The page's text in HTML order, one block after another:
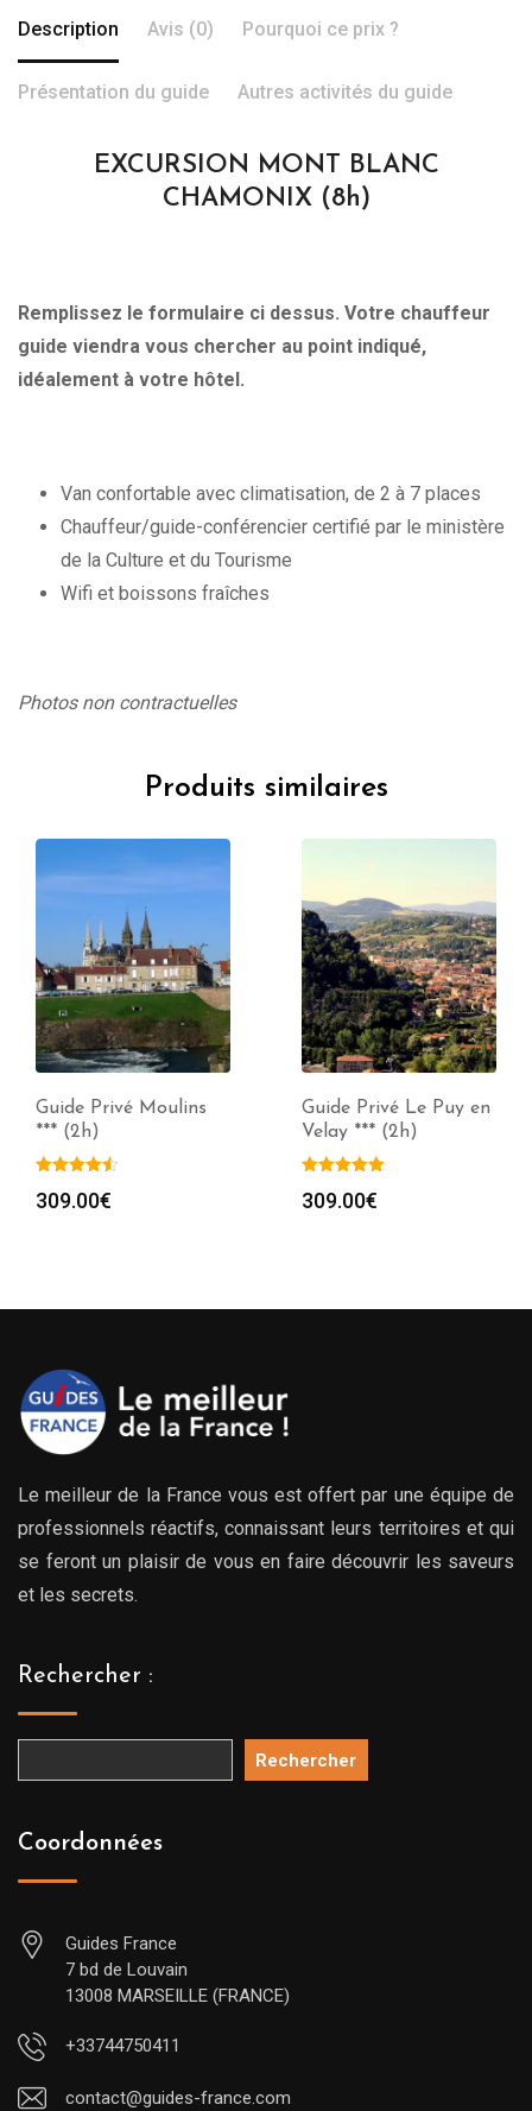
Description Avis (0) Pourquoi ce prix ?
Présentation du guide Autres activités du guide
EXCURSION MONT BLANC
CHAMONIX (8h)
Remplissez le formulaire ci dessus. Votre chauffeur
guide viendra vous chercher au point indiqué,
idéalement à votre hôtel.
Van confortable avec climatisation, de 2 à 7 places
Chauffeur/guide-conférencier certifié par le ministère
de la Culture et du Tourisme
Wifi et boissons fraîches
Photos non contractuelles
Produits similaires
Guide Privé Moulins
*** (2h)
309.00€
Guide Privé Le Puy en
Velay *** (2h)
309.00€
Le meilleur de la France vous est offert par une équipe de
professionnels réactifs, connaissant leurs territoires et qui
se feront un plaisir de vous en faire découvrir les saveurs
et les secrets.
Rechercher :
Rechercher
Coordonnées
Guides France
7 bd de Louvain
13008 MARSEILLE (FRANCE)
+33744750411
contact@guides-france.com